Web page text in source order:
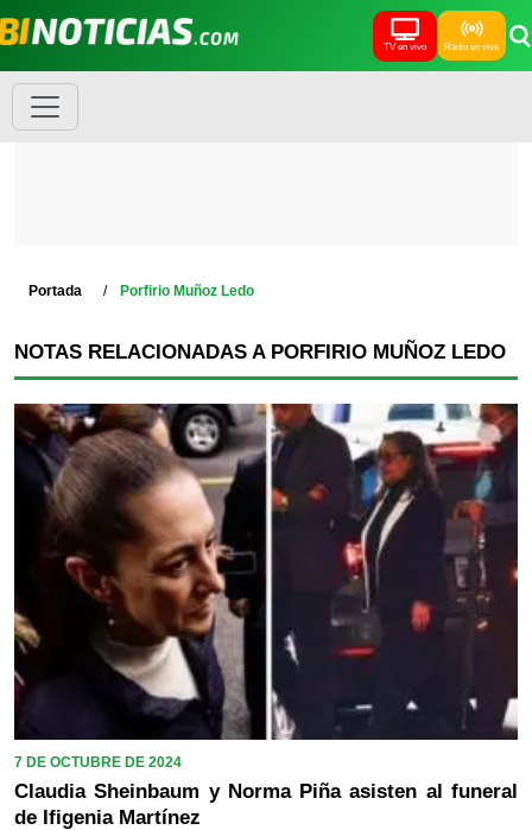
TV en vivo Radio en vivo
Portada Porfirio Muñoz Ledo
NOTAS RELACIONADAS A PORFIRIO MUÑOZ LEDO
7 DE OCTUBRE DE 2024
Claudia Sheinbaum y Norma Piña asisten al funeral
de Ifigenia Martínez